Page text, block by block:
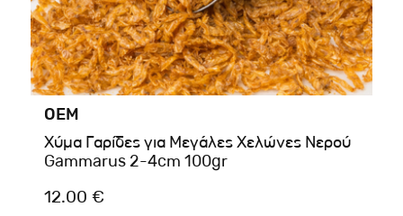
OEM
Χύμα Γαρίδες για Μεγάλες Χελώνες Νερού
Gammarus 2-4cm 100gr
12.00 €